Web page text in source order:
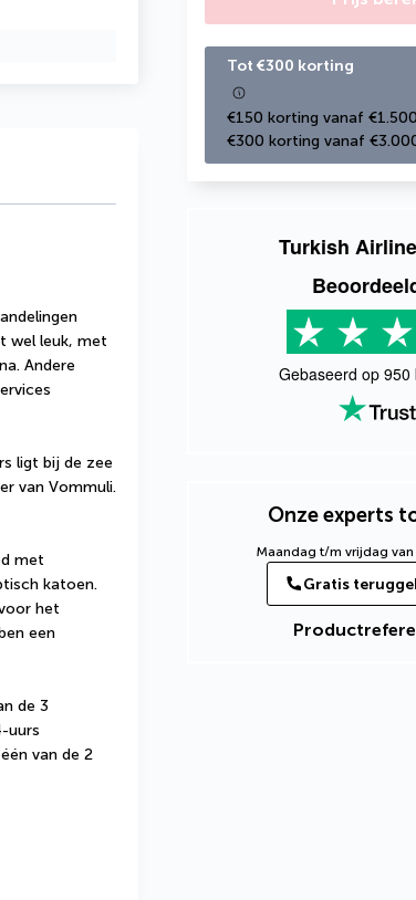
Tot €300 korting
€150 korting vanaf
€300 korting vanaf
Turkish
Gebaseerd op 950
Onze experts
Maandag t/m vrijdag
Gratis
wel leuk, met
Andere
ligt bij de zee
van Vommuli.
met
katoen.
het
een
de 3
uurs
van de 2